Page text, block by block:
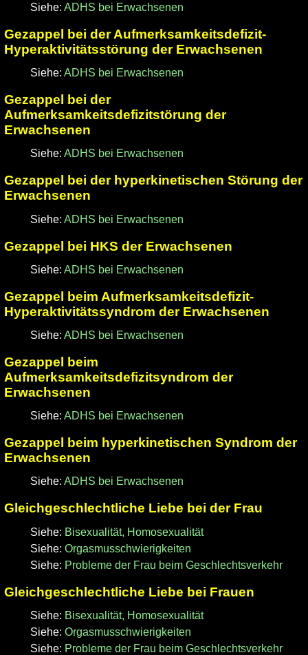
Siehe:ADHS bei Erwachsenen
Gezappel bei der Aufmerksamkeitsdefizit-
Hyperaktivitätsstörung der Erwachsenen
Siehe:ADHS bei Erwachsenen
Gezappel bei der
Aufmerksamkeitsdefizitstörung der
Erwachsenen
Siehe:ADHS bei Erwachsenen
Gezappel bei der hyperkinetischen Störung der
Erwachsenen
Siehe:ADHS bei Erwachsenen
Gezappel bei HKS der Erwachsenen
Siehe:ADHS bei Erwachsenen
Gezappel beim Aufmerksamkeitsdefizit-
Hyperaktivitätssyndrom der Erwachsenen
Siehe:ADHS bei Erwachsenen
Gezappel beim
Aufmerksamkeitsdefizitsyndrom der
Erwachsenen
Siehe:ADHS bei Erwachsenen
Gezappel beim hyperkinetischen Syndrom der
Erwachsenen
Siehe:ADHS bei Erwachsenen
Gleichgeschlechtliche Liebe bei der Frau
Siehe: Bisexualität, Homosexualität
Siehe:Orgasmusschwierigkeiten
Siehe: Probleme der Frau beim Geschlechtsverkehr
Gleichgeschlechtliche Liebe bei Frauen
Siehe: Bisexualität, Homosexualität
Siehe:Orgasmusschwierigkeiten
Siehe: Probleme der Frau beim Geschlechtsverkehr